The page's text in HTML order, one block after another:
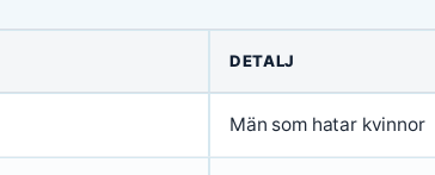
DETALJ
Män som hatar kvinnor